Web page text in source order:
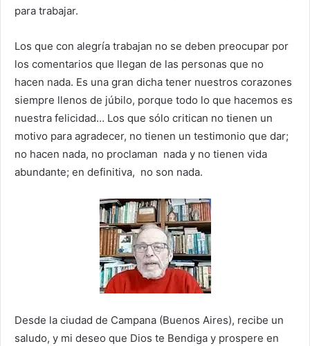
para trabajar.
Los que con alegría trabajan no se deben preocupar por
los comentarios que llegan de las personas que no
hacen nada. Es una gran dicha tener nuestros corazones
siempre llenos de júbilo, porque todo lo que hacemos es
nuestra felicidad… Los que sólo critican no tienen un
motivo para agradecer, no tienen un testimonio que dar;
no hacen nada, no proclaman nada y no tienen vida
abundante; en definitiva, no son nada.
Desde la ciudad de Campana (Buenos Aires), recibe un
saludo, y mi deseo que Dios te Bendiga y prospere en